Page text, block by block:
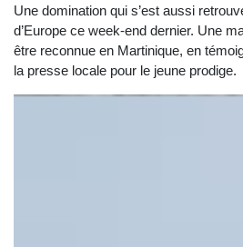
Une domination qui s’est aussi
d’Europe ce week-end dernier. Une
être reconnue en Martinique, en
la presse locale pour le jeune prodige.